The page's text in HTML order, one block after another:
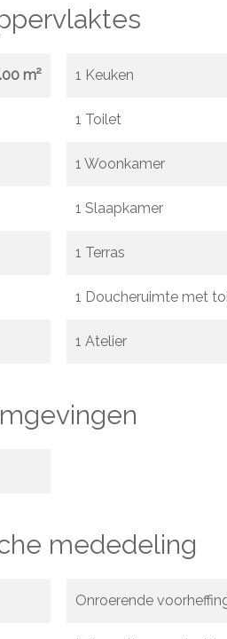
m² 1 Keuken
1 Toilet
1 Woonkamer
1 Slaapkamer
1 Terras
1 Doucheruimte met
1 Atelier
mededeling
Onroerende